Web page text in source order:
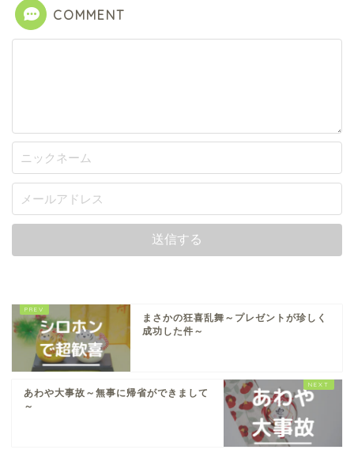
COMMENT
まさかの狂喜乱舞～プレゼントが珍しく
成功した件～
あわや大事故～無事に帰省ができまして
～